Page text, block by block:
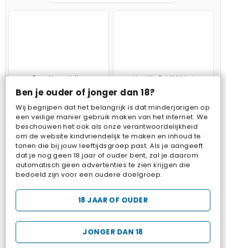
Ben je ouder of jonger dan 18?
Wij begrijpen dat het belangrijk is dat minderjarigen op
een veilige manier gebruik maken van het internet. We
beschouwen het ook als onze verantwoordelijkheid
om de website kindvriendelijk te maken en inhoud te
tonen die bij jouw leeftijdsgroep past. Als je aangeeft
dat je nog geen 18 jaar of ouder bent, zal je daarom
automatisch geen advertenties te zien krijgen die
bedoeld zijn voor een oudere doelgroep.
JONGER DAN 18
18 JAAR OF OUDER
Farm Merge Valley VegaMix 2: Wild West
Pop Fruit Bubbits
Hospital Surgeon Doctor Game Potion Sort